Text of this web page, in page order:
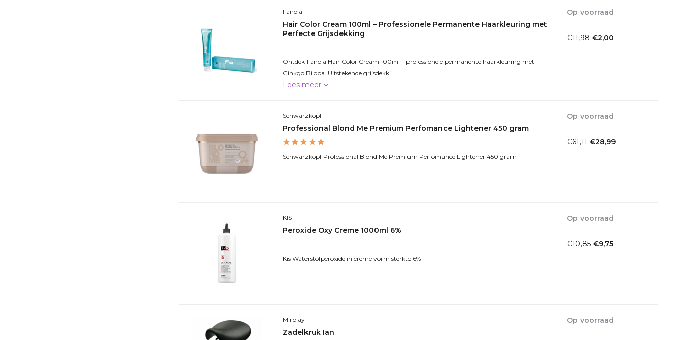
Fanola
Hair Color Cream 100ml – Professionele Permanente Haarkleuring met
Perfecte Grijsdekking
Ontdek Fanola Hair Color Cream 100ml – professionele permanente haarkleuring met
Ginkgo Biloba. Uitstekende grijsdekki...
Lees meer
Op voorraad
€11,98 €2,00
Schwarzkopf
Professional Blond Me Premium Perfomance Lightener 450 gram
Schwarzkopf Professional Blond Me Premium Perfomance Lightener 450 gram
Op voorraad
€61,11 €28,99
KIS
Peroxide Oxy Creme 1000ml 6%
Kis Waterstofperoxide in creme vorm sterkte 6%
Op voorraad
€10,85 €9,75
Mirplay
Zadelkruk Ian
Op voorraad